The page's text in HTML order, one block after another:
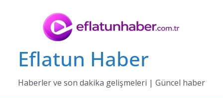
Eflatun Haber
Haberler ve son dakika gelişmeleri | Güncel haber